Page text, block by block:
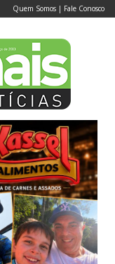
Quem Somos | Fale Conosco